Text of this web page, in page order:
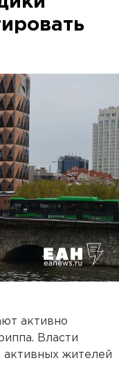
активно
Власти
активных жителей